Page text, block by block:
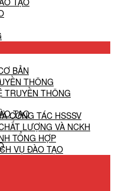
TẠO
BẢN
THÔNG
TRUYỀN THÔNG
CÔNG TÁC HSSSV
LƯỢNG VÀ NCKH
TỔNG HỢP
VỤ ĐÀO TẠO